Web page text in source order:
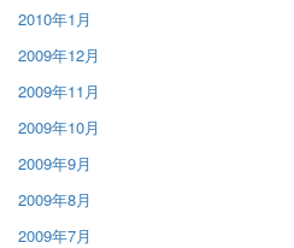
2010年1月
2009年12月
2009年11月
2009年10月
2009年9月
2009年8月
2009年7月